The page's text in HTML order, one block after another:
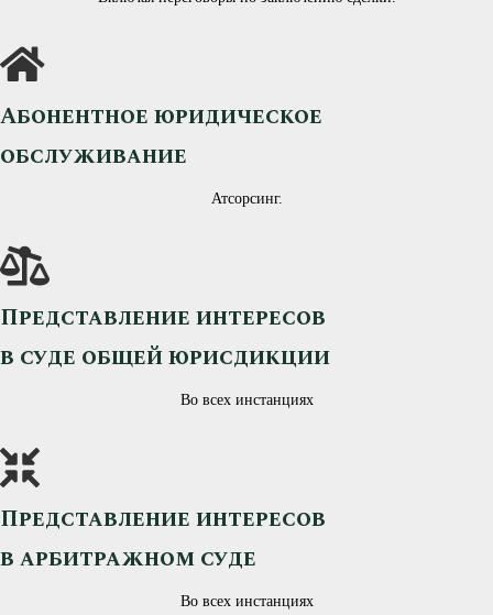
Абонентное юридическое
обслуживание
Атсорсинг.
Представление интересов
в суде общей юрисдикции
Во всех инстанциях
Представление интересов
в арбитражном суде
Во всех инстанциях